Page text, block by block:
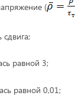
(
равной 3;
равной 0,01;